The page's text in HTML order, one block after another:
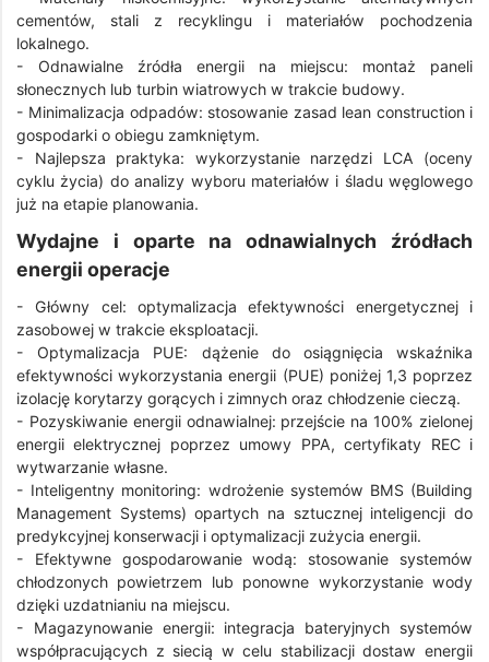
cementów, stali z recyklingu i materiałów pochodzenia
lokalnego.
- Odnawialne źródła energii na miejscu: montaż paneli
słonecznych lub turbin wiatrowych w trakcie budowy.
- Minimalizacja odpadów: stosowanie zasad lean construction i
gospodarki o obiegu zamkniętym.
- Najlepsza praktyka: wykorzystanie narzędzi LCA (oceny
cyklu życia) do analizy wyboru materiałów i śladu węglowego
już na etapie planowania.
Wydajne i oparte na odnawialnych źródłach
energii operacje
- Główny cel: optymalizacja efektywności energetycznej i
zasobowej w trakcie eksploatacji.
- Optymalizacja PUE: dążenie do osiągnięcia wskaźnika
efektywności wykorzystania energii (PUE) poniżej 1,3 poprzez
izolację korytarzy gorących i zimnych oraz chłodzenie cieczą.
- Pozyskiwanie energii odnawialnej: przejście na 100% zielonej
energii elektrycznej poprzez umowy PPA, certyfikaty REC i
wytwarzanie własne.
- Inteligentny monitoring: wdrożenie systemów BMS (Building
Management Systems) opartych na sztucznej inteligencji do
predykcyjnej konserwacji i optymalizacji zużycia energii.
- Efektywne gospodarowanie wodą: stosowanie systemów
chłodzonych powietrzem lub ponowne wykorzystanie wody
dzięki uzdatnianiu na miejscu.
- Magazynowanie energii: integracja bateryjnych systemów
współpracujących z siecią w celu stabilizacji dostaw energii